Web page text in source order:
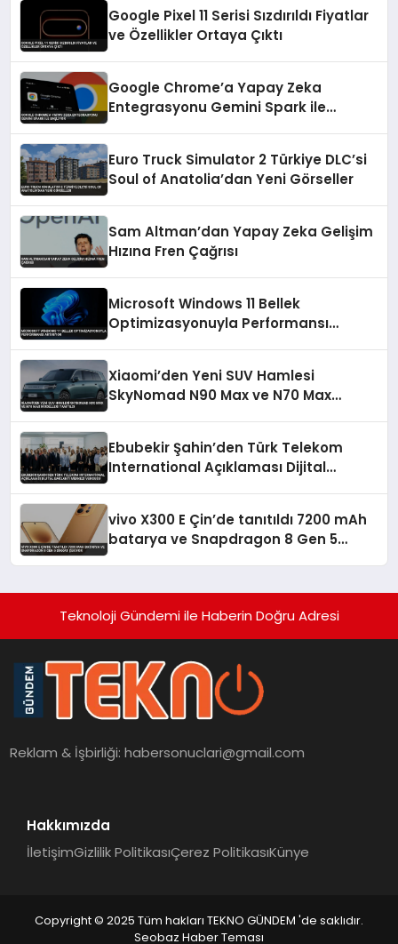
Google Pixel 11 Serisi Sızdırıldı Fiyatlar
ve Özellikler Ortaya Çıktı
Google Chrome’a Yapay Zeka
Entegrasyonu Gemini Spark ile
Euro Truck Simulator 2 Türkiye DLC’si
Soul of Anatolia’dan Yeni Görseller
Sam Altman’dan Yapay Zeka Gelişim
Hızına Fren Çağrısı
Microsoft Windows 11 Bellek
Optimizasyonuyla Performansı
Xiaomi’den Yeni SUV Hamlesi
SkyNomad N90 Max ve N70 Max
Ebubekir Şahin’den Türk Telekom
International Açıklaması Dijital
vivo X300 E Çin’de tanıtıldı 7200 mAh
batarya ve Snapdragon 8 Gen 5
Teknoloji Gündemi ile Haberin Doğru Adresi
Reklam & İşbirliği:habersonuclari@gmail.com
Hakkımızda
İletişimGizlilik PolitikasıÇerez PolitikasıKünye
Copyright © 2025 Tüm hakları TEKNO GÜNDEM 'de saklıdır.
Seobaz Haber Teması